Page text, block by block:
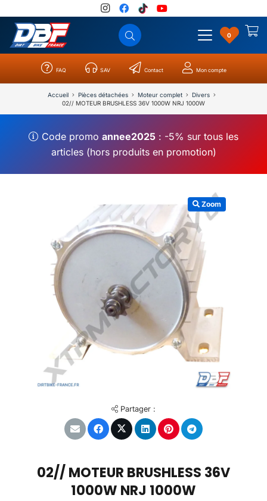
0
FAQ SAV Contact Mon compte
Accueil Pièces détachées Moteur complet
Divers
02// MOTEUR BRUSHLESS 36V 1000W NRJ 1000W
Code promoannee2025 : -5% sur tous les
articles (hors produits en promotion)
Zoom
Partager :
02// MOTEUR BRUSHLESS 36V
1000W NRJ 1000W
Catégories Résultats